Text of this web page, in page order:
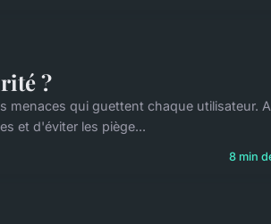
?
menaces qui guettent chaque utilisateur.
et d'éviter les piège...
8 min